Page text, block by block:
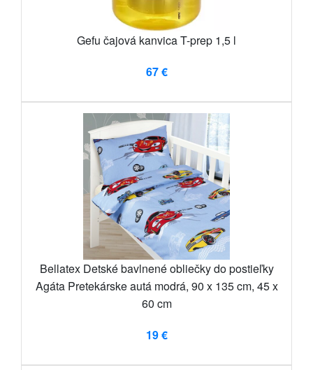
Gefu čajová kanvica T-prep 1,5 l
67 €
Bellatex Detské bavlnené obliečky do postieľky
Agáta Pretekárske autá modrá, 90 x 135 cm, 45 x
60 cm
19 €